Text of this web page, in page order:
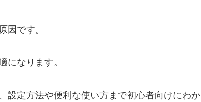
因です。
になります。
設定方法や便利な使い方まで初心者向けにわか